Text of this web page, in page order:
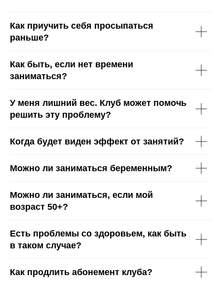
Как приучить себя просыпаться
раньше?
Как быть, если нет времени
заниматься?
У меня лишний вес. Клуб может помочь
решить эту проблему?
Когда будет виден эффект от занятий?
Можно ли заниматься беременным?
Можно ли заниматься, если мой
возраст 50+?
Есть проблемы со здоровьем, как быть
в таком случае?
Как продлить абонемент клуба?